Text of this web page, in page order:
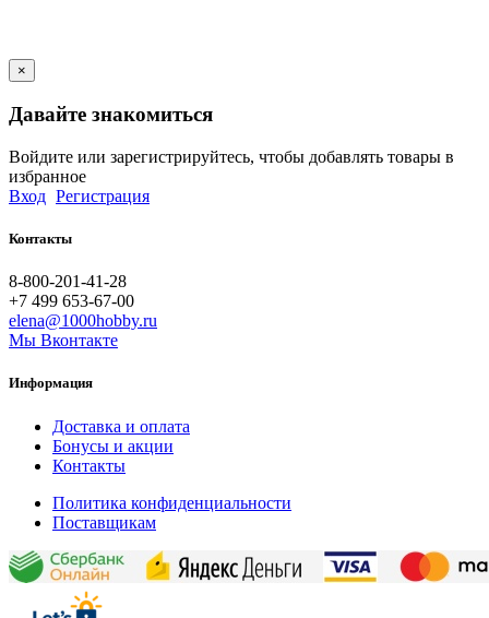
×
Давайте знакомиться
Войдите или зарегистрируйтесь, чтобы добавлять товары в
избранное
Вход Регистрация
Контакты
8-800-201-41-28
+7 499 653-67-00
elena@1000hobby.ru
Мы Вконтакте
Информация
Доставка и оплата
Бонусы и акции
Контакты
Политика конфиденциальности
Поставщикам